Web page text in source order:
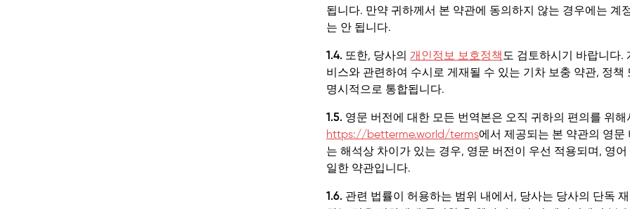
됩니다. 만약 귀하께서 본 약관에 동의하지 않는 경우에는 계
는 안 됩니다.
1.4. 또한, 당사의 개인정보 보호정책 도 검토하시기 바랍니다.
비스와 관련하여 수시로 게재될 수 있는 기차 보충 약관, 정책
명시적으로 통합됩니다.
1.5. 영문 버전에 대한 모든 번역본은 오직 귀하의 편의를 위해
https://betterme.world/terms에서 제공되는 본 약관의 영문
는 해석상 차이가 있는 경우, 영문 버전이 우선 적용되며, 영
일한 약관입니다.
1.6. 관련 법률이 허용하는 범위 내에서, 당사는 당사의 단독